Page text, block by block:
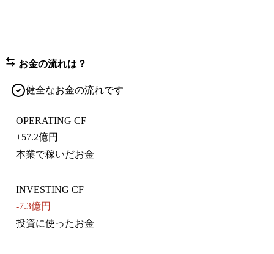
お金の流れは？
健全なお金の流れです
OPERATING CF
+57.2億円
本業で稼いだお金
INVESTING CF
-7.3億円
投資に使ったお金